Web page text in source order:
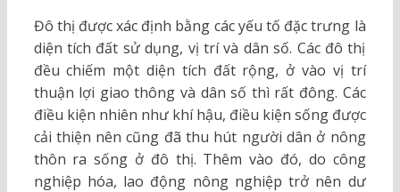
Đô thị được xác định bằng các yếu tố đặc trưng là
diện tích đất sử dụng, vị trí và dân số. Các đô thị
đều chiếm một diện tích đất rộng, ở vào vị trí
thuận lợi giao thông và dân số thì rất đông. Các
điều kiện nhiên như khí hậu, điều kiện sống được
cải thiện nên cũng đã thu hút người dân ở nông
thôn ra sống ở đô thị. Thêm vào đó, do công
nghiệp hóa, lao động nông nghiệp trở nên dư